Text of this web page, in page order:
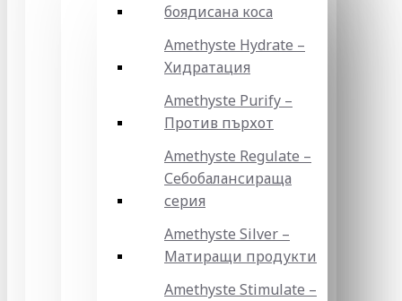
боядисана коса
Amethyste Hydrate –
Хидратация
Amethyste Purify –
Против пърхот
Amethyste Regulate –
Себобалансираща
серия
Amethyste Silver –
Матиращи продукти
Amethyste Stimulate –